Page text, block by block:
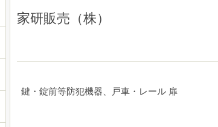
家研販売（株）
鍵・錠前等防犯機器、戸車・レール 扉